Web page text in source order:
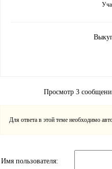
Просмотр 3
Для ответа в этой теме необходимо
Имя пользователя: